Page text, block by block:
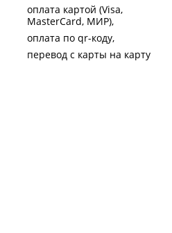
оплата картой (Visa,
MasterCard, МИР)
оплата по qr-коду
перевод с карты на карту